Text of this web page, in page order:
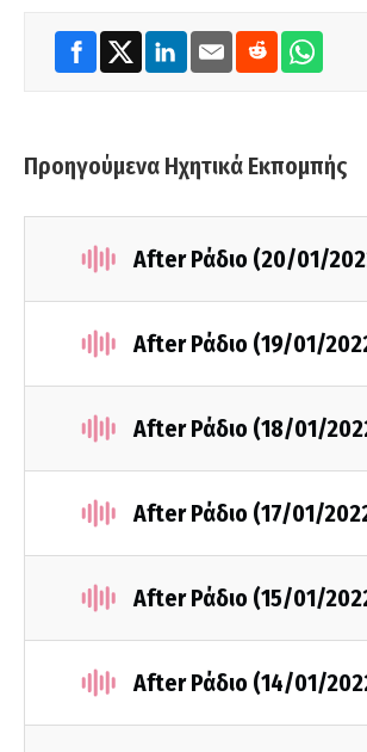
Προηγούμενα Ηχητικά Εκπομπής
After Ράδιο (20/01/
After Ράδιο (19/01/
After Ράδιο (18/01/
After Ράδιο (17/01/
After Ράδιο (15/01/
After Ράδιο (14/01/